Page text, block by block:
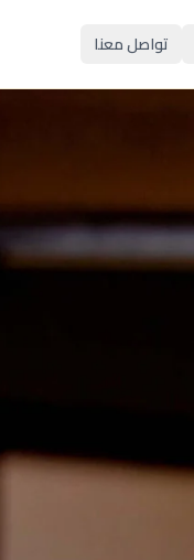
تواصل معنا